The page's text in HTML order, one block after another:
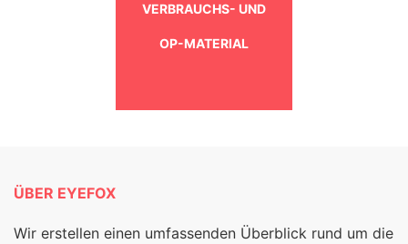
VERBRAUCHS- UND
OP-MATERIAL
ÜBER EYEFOX
Wir erstellen einen umfassenden Überblick rund um die